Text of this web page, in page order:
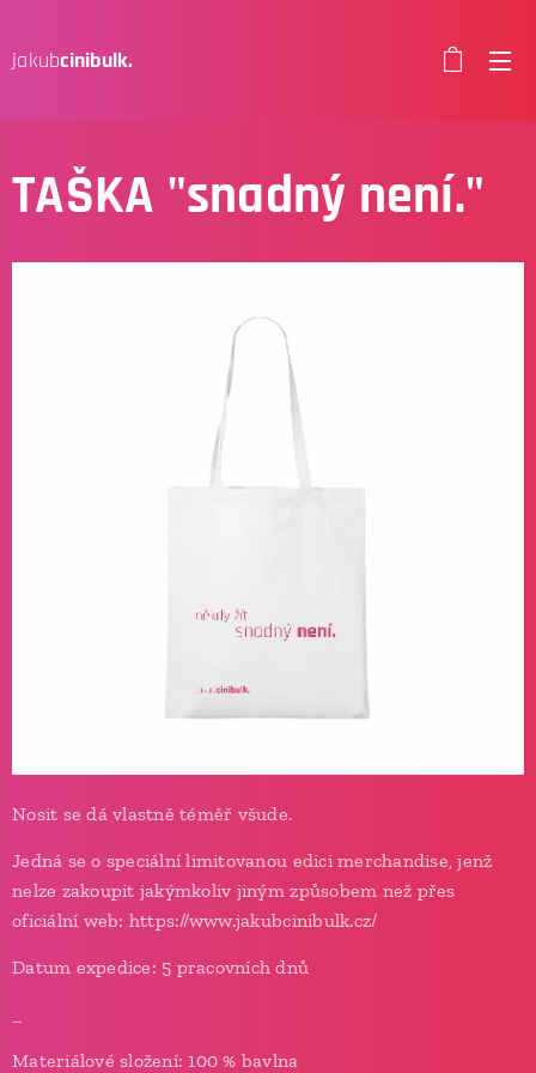
jakubcinibulk.
TAŠKA "snadný není."
Nosit se dá vlastně téměř všude.
Jedná se o speciální limitovanou edici merchandise, jenž
nelze zakoupit jakýmkoliv jiným způsobem než přes
oficiální web: https://www.jakubcinibulk.cz/
Datum expedice: 5 pracovních dnů
Materiálové složení: 100 % bavlna